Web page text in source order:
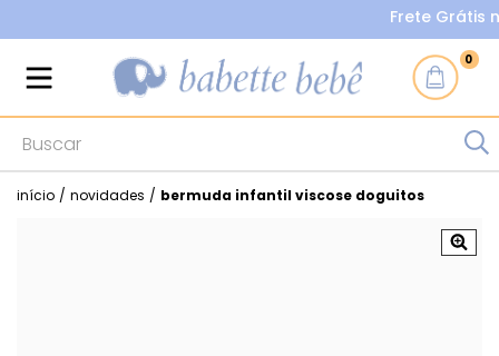
Frete Grátis
0
início / novidades / bermuda infantil viscose doguitos